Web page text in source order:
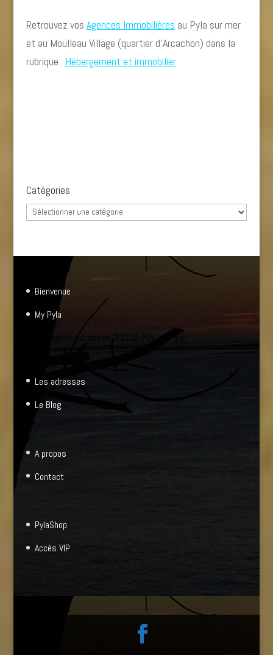
Retrouvez vos Agences Immobilières au Pyla sur mer
et au Moulleau Village (quartier d’Arcachon) dans la
rubrique : Hébergement et immobilier
Catégories
Catégories
Bienvenue
My Pyla
Les bonnes adresses, 33115 Pyla sur mer
Les adresses
Le Blog
A propos
Contact
PylaShop
Accès VIP